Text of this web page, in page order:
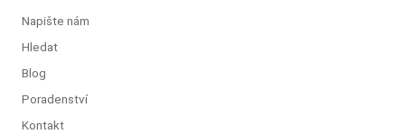
Napište nám
Hledat
Blog
Poradenství
Kontakt